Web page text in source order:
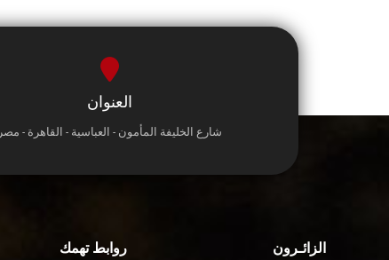
العنوان
شارع الخليفة المأمون - العباسية - القاهرة - مصر
الزائـرون روابط تهمك